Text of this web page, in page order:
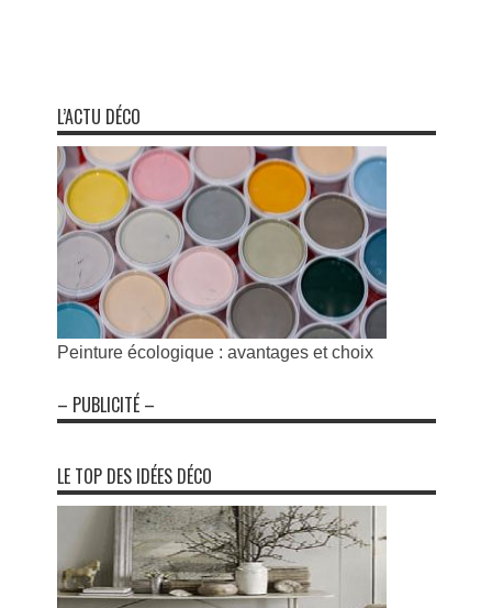
L’ACTU DÉCO
Peinture écologique : avantages et choix
– PUBLICITÉ –
LE TOP DES IDÉES DÉCO